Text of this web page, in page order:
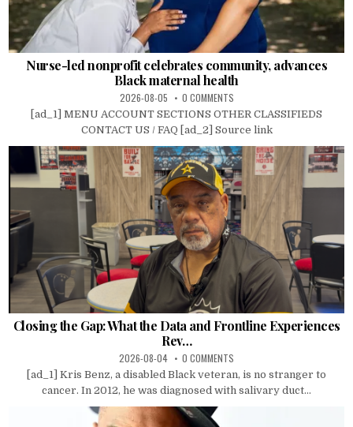
Nurse-led nonprofit celebrates community, advances
Black maternal health
2026-08-05 0 COMMENTS
[ad_1] MENU ACCOUNT SECTIONS OTHER CLASSIFIEDS
CONTACT US / FAQ [ad_2] Source link
Closing the Gap: What the Data and Frontline Experiences
Rev…
2026-08-04 0 COMMENTS
[ad_1] Kris Benz, a disabled Black veteran, is no stranger to
cancer. In 2012, he was diagnosed with salivary duct...